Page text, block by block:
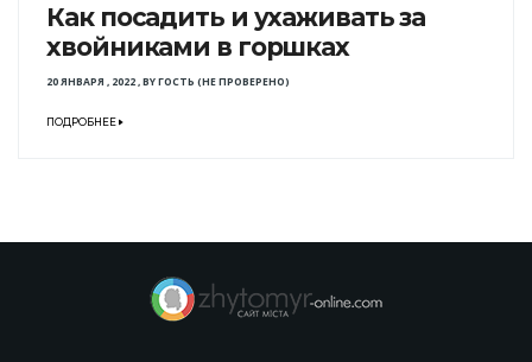
Как посадить и ухаживать за
хвойниками в горшках
20 ЯНВАРЯ , 2022,BYГОСТЬ (НЕ ПРОВЕРЕНО)
ПОДРОБНЕЕ